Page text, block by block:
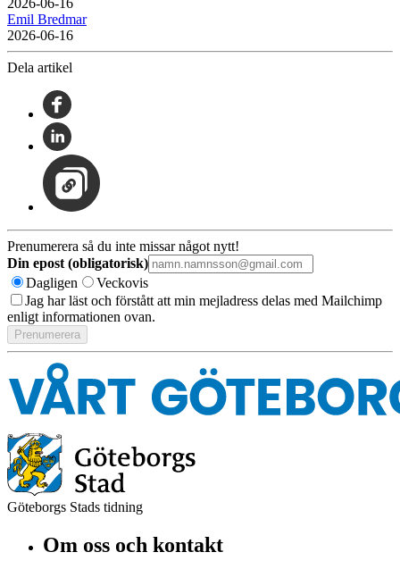
Emil Bredmar
2026-06-16
Dela artikel
Prenumerera så du inte missar något nytt!
Din epost (obligatorisk)
Dagligen
Veckovis
Jag har läst och förstått att min mejladress delas med Mailchimp
enligt informationen ovan.
Göteborgs Stads tidning
Om oss och kontakt